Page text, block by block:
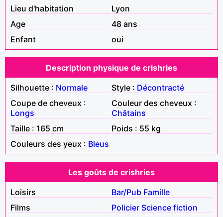
Lieu d'habitation
Lyon
Age
48 ans
Enfant
oui
Description physique de crishries
Silhouette : Normale Style : Décontracté
Coupe de cheveux :
Longs
Couleur des cheveux :
Châtains
Taille : 165 cm
Poids : 55 kg
Couleurs des yeux : Bleus
Les goûts de crishries
Loisirs
Bar/Pub Famille
Films
Policier Science fiction